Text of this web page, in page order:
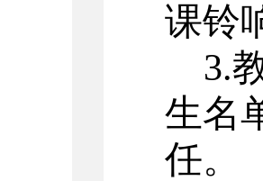
课铃
3.
生名
任。